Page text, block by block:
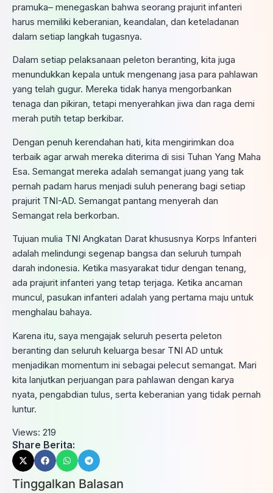
pramuka– menegaskan bahwa seorang prajurit infanteri
harus memiliki keberanian, keandalan, dan keteladanan
dalam setiap langkah tugasnya.
Dalam setiap pelaksanaan peleton beranting, kita juga
menundukkan kepala untuk mengenang jasa para pahlawan
yang telah gugur. Mereka tidak hanya mengorbankan
tenaga dan pikiran, tetapi menyerahkan jiwa dan raga demi
merah putih tetap berkibar.
Dengan penuh kerendahan hati, kita mengirimkan doa
terbaik agar arwah mereka diterima di sisi Tuhan Yang Maha
Esa. Semangat mereka adalah semangat juang yang tak
pernah padam harus menjadi suluh penerang bagi setiap
prajurit TNI-AD. Semangat pantang menyerah dan
Semangat rela berkorban.
Tujuan mulia TNI Angkatan Darat khususnya Korps Infanteri
adalah melindungi segenap bangsa dan seluruh tumpah
darah indonesia. Ketika masyarakat tidur dengan tenang,
ada prajurit infanteri yang tetap terjaga. Ketika ancaman
muncul, pasukan infanteri adalah yang pertama maju untuk
menghalau bahaya.
Karena itu, saya mengajak seluruh peserta peleton
beranting dan seluruh keluarga besar TNI AD untuk
menjadikan momentum ini sebagai pelecut semangat. Mari
kita lanjutkan perjuangan para pahlawan dengan karya
nyata, pengabdian tulus, serta keberanian yang tidak pernah
luntur.
Views: 219
Share Berita:
Tinggalkan Balasan